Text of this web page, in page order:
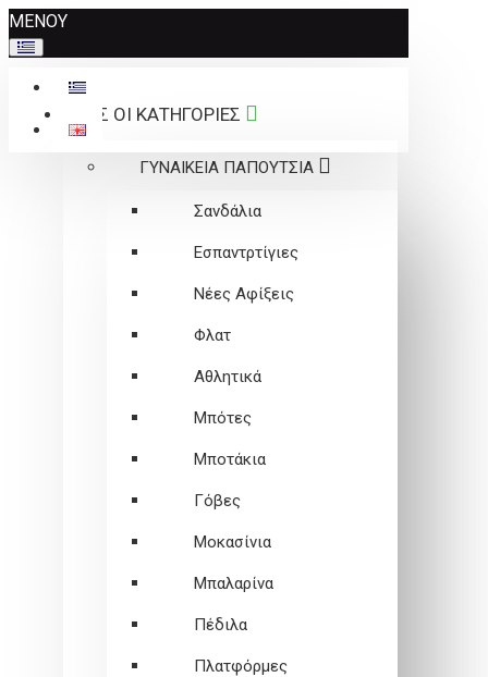
Σημείωση:
Αυτός
ο
ιστότοπος
περιλαμβάνει
ΜΕΝΟΥ
ΟΛΕΣ ΟΙ ΚΑΤΗΓΟΡΙΕΣ
ΓΥΝΑΙΚΕΙΑ ΠΑΠΟΥΤΣΙΑ
Σανδάλια
Εσπαντρτίγιες
Νέες Αφίξεις
Φλατ
Αθλητικά
Μπότες
Μποτάκια
Γόβες
Μοκασίνια
Μπαλαρίνα
Πέδιλα
Πλατφόρμες